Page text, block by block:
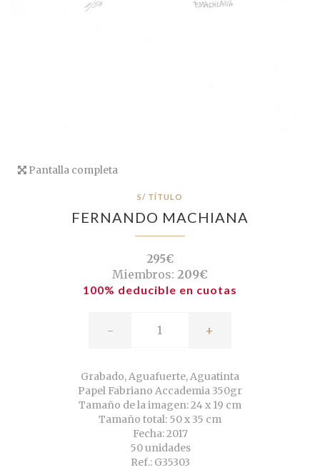
Pantalla completa
S/ TÍTULO
FERNANDO MACHIANA
295€
Miembros: 209€
100% deducible en cuotas
- +
Grabado, Aguafuerte, Aguatinta
Papel Fabriano Accademia 350gr
Tamaño de la imagen: 24 x 19 cm
Tamaño total: 50 x 35 cm
Fecha: 2017
50 unidades
Ref.: G35303